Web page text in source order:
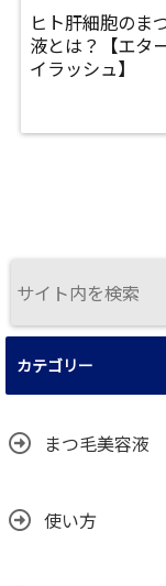
ヒト肝細胞のま
液とは？【エタ
イラッシュ】
カテゴリー
まつ毛美容液
使い方